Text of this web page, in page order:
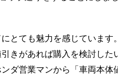
とても魅力を感じています
きがあれば購入を検討した
ダ営業マンから「車両本体